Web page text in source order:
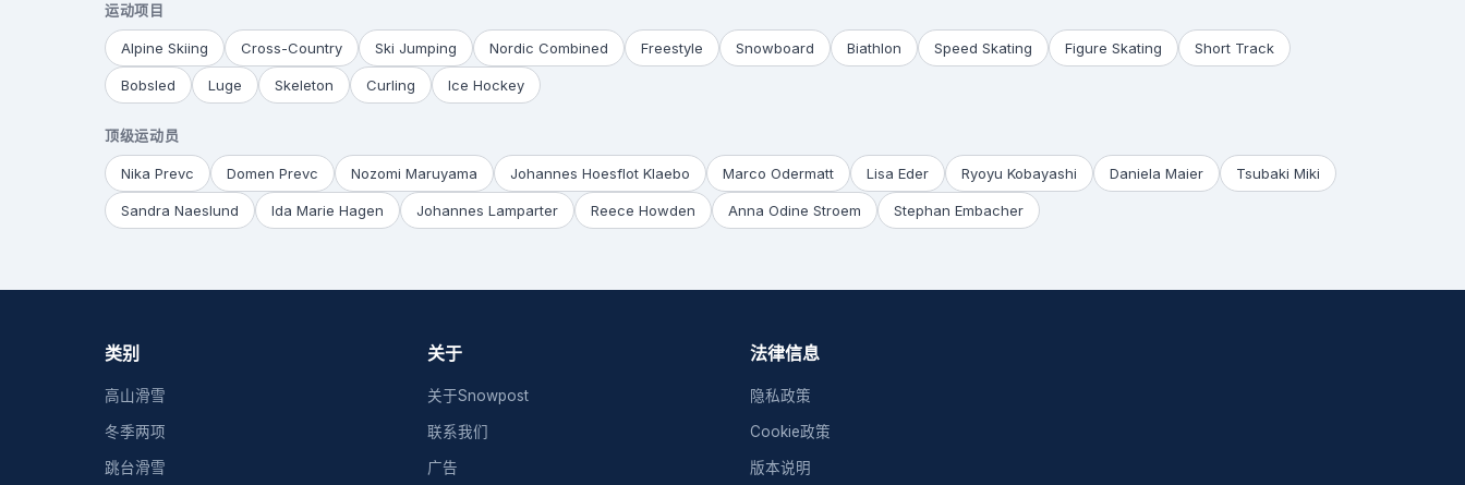
运动项目
Alpine Skiing Cross-Country Ski Jumping Nordic Combined Freestyle Snowboard Biathlon Speed Skating Figure Skating Short Track
Bobsled Luge Skeleton Curling Ice Hockey
顶级运动员
Nika Prevc Domen Prevc Nozomi Maruyama Johannes Hoesflot Klaebo Marco Odermatt Lisa Eder Ryoyu Kobayashi Daniela Maier Tsubaki Miki
Sandra Naeslund Ida Marie Hagen Johannes Lamparter Reece Howden Anna Odine Stroem Stephan Embacher
类别
高山滑雪
冬季两项
跳台滑雪
关于
关于Snowpost
联系我们
广告
法律信息
隐私政策
Cookie政策
版本说明